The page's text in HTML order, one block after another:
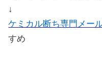
↓
ケミカル断ち専門メー
すめ